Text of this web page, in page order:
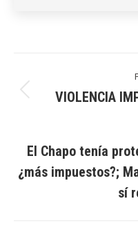
navigation
VIOLENCIA
El Chapo tenía
¿más impuestos?;
sí